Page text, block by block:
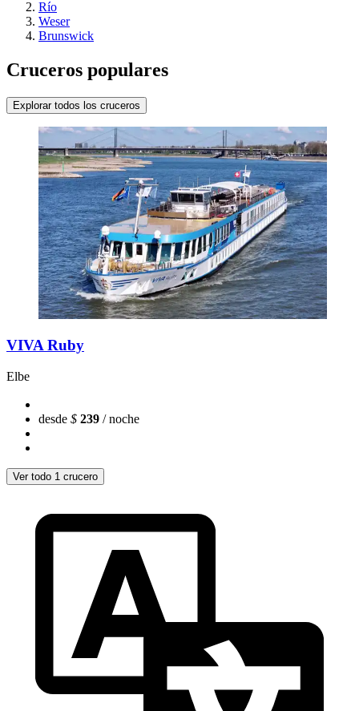
Río
Weser
Brunswick
Cruceros populares
Explorar todos los cruceros
VIVA Ruby
Elbe
desde $ 239 / noche
Ver todo 1 crucero